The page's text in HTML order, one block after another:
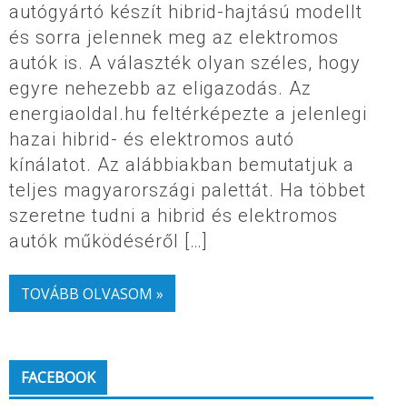
autógyártó készít hibrid-hajtású modellt
és sorra jelennek meg az elektromos
autók is. A választék olyan széles, hogy
egyre nehezebb az eligazodás. Az
energiaoldal.hu feltérképezte a jelenlegi
hazai hibrid- és elektromos autó
kínálatot. Az alábbiakban bemutatjuk a
teljes magyarországi palettát. Ha többet
szeretne tudni a hibrid és elektromos
autók működéséről […]
TOVÁBB OLVASOM »
FACEBOOK